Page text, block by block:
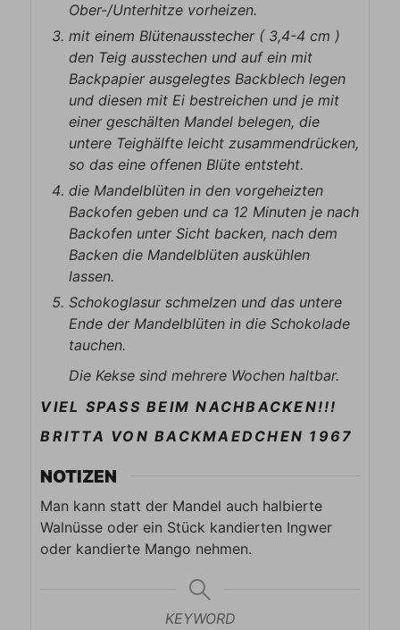
Ober-/Unterhitze vorheizen.
mit einem Blütenausstecher ( 3,4-4 cm )
den Teig ausstechen und auf ein mit
Backpapier ausgelegtes Backblech legen
und diesen mit Ei bestreichen und je mit
einer geschälten Mandel belegen, die
untere Teighälfte leicht zusammendrücken,
so das eine offenen Blüte entsteht.
die Mandelblüten in den vorgeheizten
Backofen geben und ca 12 Minuten je nach
Backofen unter Sicht backen, nach dem
Backen die Mandelblüten auskühlen
lassen.
Schokoglasur schmelzen und das untere
Ende der Mandelblüten in die Schokolade
tauchen.
Die Kekse sind mehrere Wochen haltbar.
VIEL SPASS BEIM NACHBACKEN!!!
BRITTA VON BACKMAEDCHEN 1967
NOTIZEN
Man kann statt der Mandel auch halbierte
Walnüsse oder ein Stück kandierten Ingwer
oder kandierte Mango nehmen.
KEYWORD